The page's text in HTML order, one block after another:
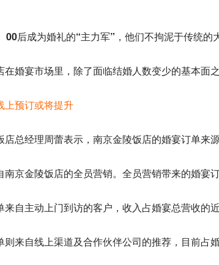
00后成为婚礼的“主力军”，他们不拘泥于传统
在婚宴市场里，除了面临结婚人数变少的基本面
上预订或将提升
店总经理周蕾表示，南京金陵饭店的婚宴订单来
南京金陵饭店的全员营销。全员营销带来的婚宴
来自主动上门到访的客户，收入占婚宴总营收的
则来自线上渠道及合作伙伴公司的推荐，目前占